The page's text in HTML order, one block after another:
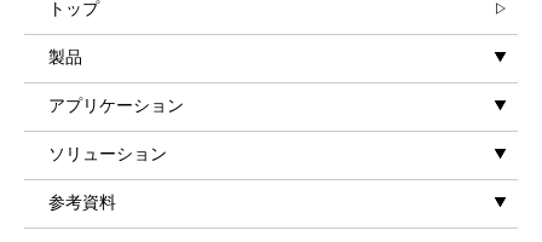
トップ
製品
アプリケーション
ソリューション
参考資料